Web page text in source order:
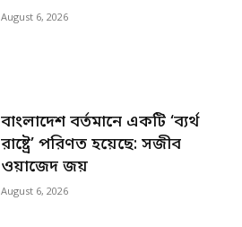
August 6, 2026
বাংলাদেশ বর্তমানে একটি ‘ব্যর্থ
রাষ্ট্রে’ পরিণত হয়েছে: সজীব
ওয়াজেদ জয়
August 6, 2026